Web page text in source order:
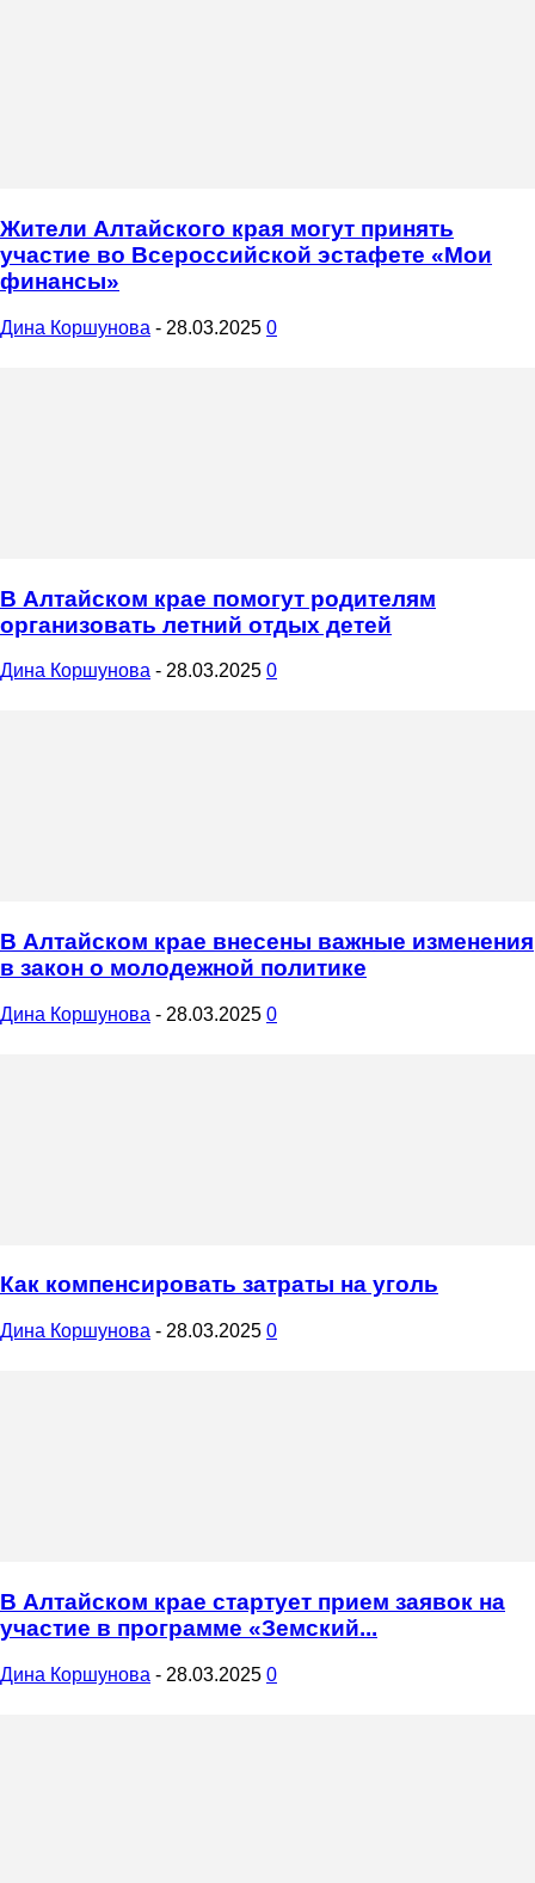
Жители Алтайского края могут принять
участие во Всероссийской эстафете «Мои
финансы»
Дина Коршунова - 28.03.2025 0
В Алтайском крае помогут родителям
организовать летний отдых детей
Дина Коршунова - 28.03.2025 0
В Алтайском крае внесены важные изменения
в закон о молодежной политике
Дина Коршунова - 28.03.2025 0
Как компенсировать затраты на уголь
Дина Коршунова - 28.03.2025 0
В Алтайском крае стартует прием заявок на
участие в программе «Земский...
Дина Коршунова - 28.03.2025 0